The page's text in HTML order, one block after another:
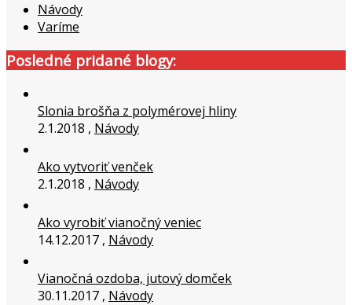
Návody
Varíme
Posledné pridané blogy:
Slonia brošňa z polymérovej hliny
2.1.2018 , Návody
Ako vytvoriť venček
2.1.2018 , Návody
Ako vyrobiť vianočný veniec
14.12.2017 , Návody
Vianočná ozdoba, jutový domček
30.11.2017 , Návody